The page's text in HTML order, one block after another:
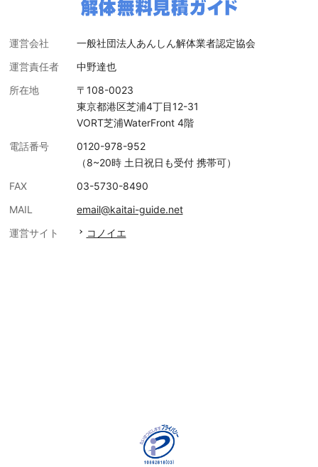
運営会社
一般社団法人あんしん解体業者認定協会
運営責任者
中野達也
所在地
〒108-0023
東京都港区芝浦4丁目12-31
VORT芝浦WaterFront 4階
電話番号
0120-978-952
（8~20時 土日祝日も受付 携帯可）
FAX
03-5730-8490
MAIL
email@kaitai-guide.net
運営サイト
コノイエ